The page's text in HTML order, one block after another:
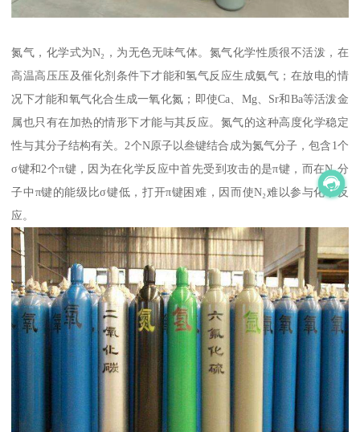
氮气，化学式为N₂，为无色无味气体。氮气化学性质很不活泼，在
高温高压压及催化剂条件下才能和氢气反应生成氨气；在放电的情
况下才能和氧气化合生成一氧化氮；即使Ca、Mg、Sr和Ba等活泼金
属也只有在加热的情形下才能与其反应。氮气的这种高度化学稳定
性与其分子结构有关。2个N原子以叁键结合成为氮气分子，包含1个
σ键和2个π键，因为在化学反应中首先受到攻击的是π键，而在N₂分
子中π键的能级比σ键低，打开π键困难，因而使N₂难以参与化学反
应。